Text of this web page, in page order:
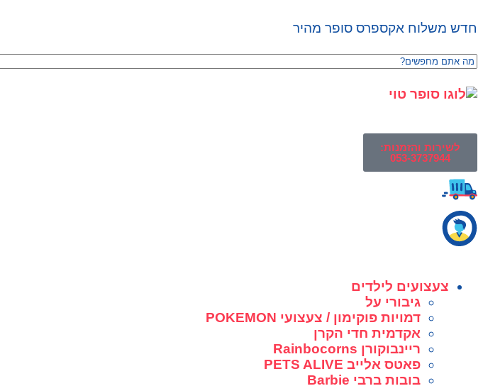
חדש משלוח אקספרס סופר מהיר
לשירות והזמנות:
053-3737944
צעצועים לילדים
גיבורי על
דמויות פוקימון / צעצועי POKEMON
אקדמית חדי הקרן
ריינבוקורן Rainbocorns
פאטס אלייב PETS ALIVE
בובות ברבי Barbie